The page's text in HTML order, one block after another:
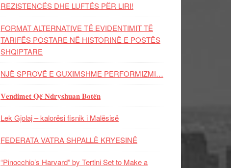
REZISTENCЁS DHE LUFTЁS PЁR LIRI!
FORMAT ALTERNATIVE TË EVIDENTIMIT TË
TARIFËS POSTARE NË HISTORINË E POSTËS
SHQIPTARE
NJË SPROVË E GUXIMSHME PERFORMIZMI…
𝐕𝐞𝐧𝐝𝐢𝐦𝐞𝐭 𝐐𝐞̈ 𝐍𝐝𝐫𝐲𝐬𝐡𝐮𝐚𝐧 𝐁𝐨𝐭𝐞̈𝐧
Lek Gjolaj – kalorësi fisnik i Malësisë
FEDERATA VATRA SHPALLË KRYESINË
“Pinocchio’s Harvard” by Tertini Set to Make a